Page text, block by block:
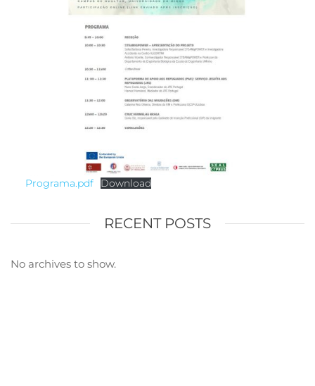
Programa.pdf Download
RECENT POSTS
No archives to show.